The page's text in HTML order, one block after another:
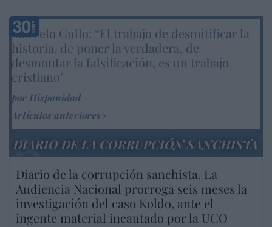
Marcelo Gullo: “El trabajo de desmitificar la
historia, de poner la verdadera, de
desmontar la falsificación, es un trabajo
cristiano"
por Hispanidad
Artículos anteriores
DIARIO DE LA CORRUPCIÓN SANCHISTA
Diario de la corrupción sanchista. La
Audiencia Nacional prorroga seis meses la
investigación del caso Koldo, ante el
ingente material incautado por la UCO